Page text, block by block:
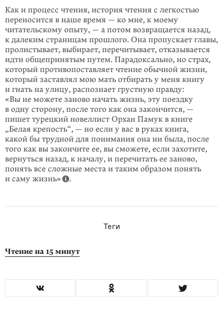
Как и процесс чтения, история чтения с легкостью
переносится в наше время — ко мне, к моему
читательскому опыту, — а потом возвращается назад,
к дале­ким страницам прошлого. Она пропускает главы,
пролистывает, выбирает, перечитывает, отказывается
идти общепринятым путем. Парадоксально, но страх,
который противо­поставляет чтение обычной жизни,
который заставлял мою мать отбирать у меня книгу
и гнать на улицу, распознает грустную правду:
«Вы не можете заново начать жизнь, эту поездку
в одну сторону, после того как она закончится, —
пишет турецкий новеллист Орхан Памук в книге
„Белая крепость“, — но если у вас в руках книга,
какой бы трудной для понимания она ни была, после
того как вы закончите ее, вы сможете, если захотите,
вернуться назад, к началу, и перечитать ее заново,
понять все сложные места и таким образом понять
и саму жизнь»
.
Теги
Чтение на 15 минут